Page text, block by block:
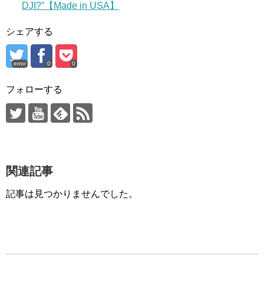
DJI?”【Made in USA】
シェアする
error 0 0
フォローする
関連記事
記事は見つかりませんでした。